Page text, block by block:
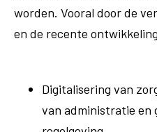
worden. Vooral door de
en de recente
Digitalisering van
van administratie en